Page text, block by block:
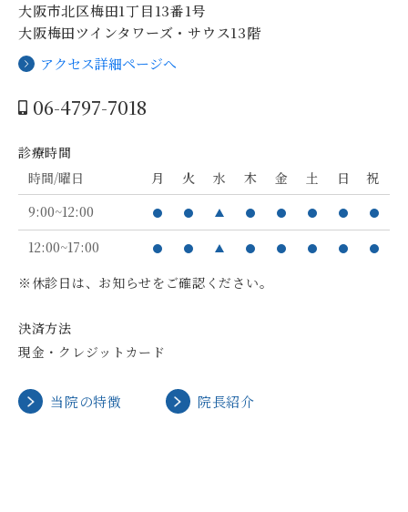
大阪市北区梅田1丁目13番1号
大阪梅田ツインタワーズ・サウス13階
アクセス詳細ページへ
06-4797-7018
診療時間
時間/曜日
月 火 水 木 金 土 日
祝
9:00~12:00
12:00~17:00
※休診日は、お知らせをご確認ください。
決済方法
現金・クレジットカード
当院の特徴 院長紹介